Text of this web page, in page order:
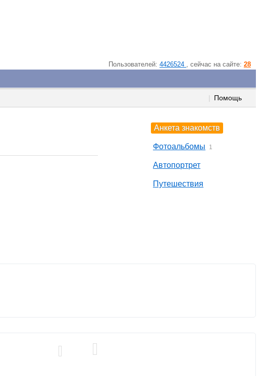
Пользователей: 4426524 , cейчас на сайте: 28
Помощь
Анкета знакомств
Фотоальбомы 1
Автопортрет
Путешествия